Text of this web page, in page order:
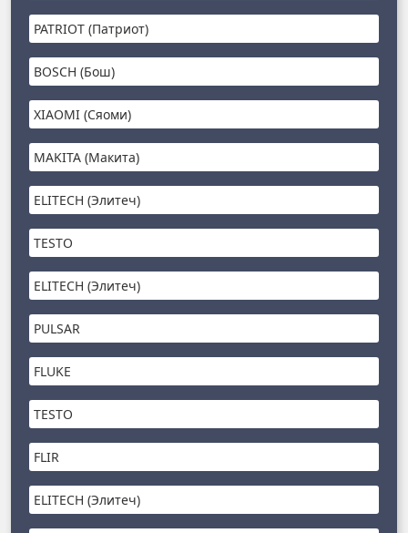
PATRIOT (Патриот)
BOSCH (Бош)
XIAOMI (Сяоми)
MAKITA (Макита)
ELITECH (Элитеч)
TESTO
ELITECH (Элитеч)
PULSAR
FLUKE
TESTO
FLIR
ELITECH (Элитеч)